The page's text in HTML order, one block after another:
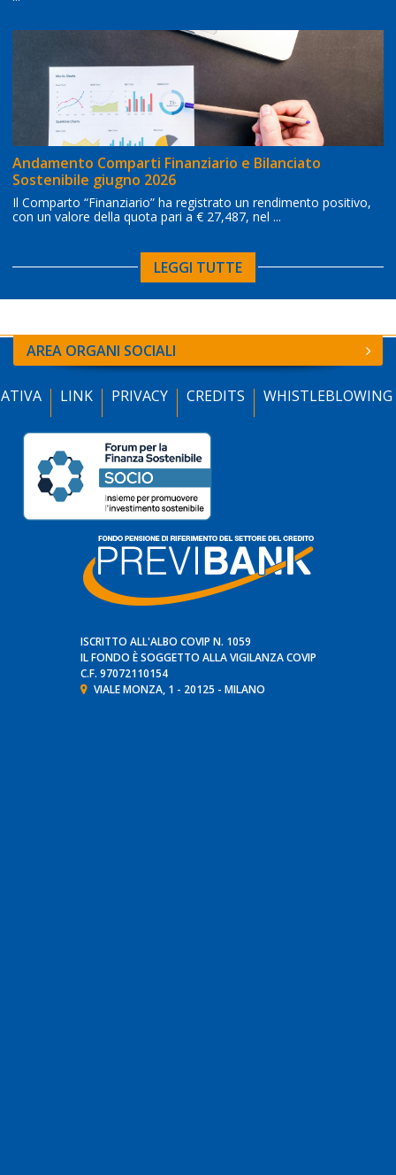
Andamento Comparti Finanziario e Bilanciato
Sostenibile giugno 2026
Il Comparto “Finanziario” ha registrato un rendimento positivo,
con un valore della quota pari a € 27,487, nel ...
LEGGI TUTTE
ISCRITTO ALL'ALBO COVIP N. 1059
IL FONDO È SOGGETTO ALLA VIGILANZACOVIP
C.F. 97072110154
VIALE MONZA, 1 - 20125 - MILANO
AREA ORGANI SOCIALI
LINK PRIVACY CREDITS WHISTLEBLOWING